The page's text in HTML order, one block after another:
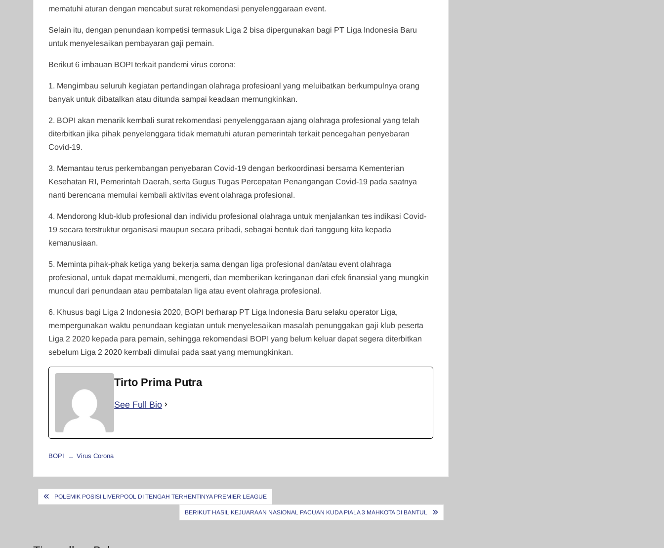
mematuhi aturan dengan mencabut surat rekomendasi penyelenggaraan event.
Selain itu, dengan penundaan kompetisi termasuk Liga 2 bisa dipergunakan bagi PT Liga Indonesia Baru
untuk menyelesaikan pembayaran gaji pemain.
Berikut 6 imbauan BOPI terkait pandemi virus corona:
1. Mengimbau seluruh kegiatan pertandingan olahraga profesioanl yang meluibatkan berkumpulnya orang
banyak untuk dibatalkan atau ditunda sampai keadaan memungkinkan.
2. BOPI akan menarik kembali surat rekomendasi penyelenggaraan ajang olahraga profesional yang telah
diterbitkan jika pihak penyelenggara tidak mematuhi aturan pemerintah terkait pencegahan penyebaran
Covid-19.
3. Memantau terus perkembangan penyebaran Covid-19 dengan berkoordinasi bersama Kementerian
Kesehatan RI, Pemerintah Daerah, serta Gugus Tugas Percepatan Penangangan Covid-19 pada saatnya
nanti berencana memulai kembali aktivitas event olahraga profesional.
4. Mendorong klub-klub profesional dan individu profesional olahraga untuk menjalankan tes indikasi Covid-
19 secara terstruktur organisasi maupun secara pribadi, sebagai bentuk dari tanggung kita kepada
kemanusiaan.
5. Meminta pihak-phak ketiga yang bekerja sama dengan liga profesional dan/atau event olahraga
profesional, untuk dapat memaklumi, mengerti, dan memberikan keringanan dari efek finansial yang mungkin
muncul dari penundaan atau pembatalan liga atau event olahraga profesional.
6. Khusus bagi Liga 2 Indonesia 2020, BOPI berharap PT Liga Indonesia Baru selaku operator Liga,
mempergunakan waktu penundaan kegiatan untuk menyelesaikan masalah penunggakan gaji klub peserta
Liga 2 2020 kepada para pemain, sehingga rekomendasi BOPI yang belum keluar dapat segera diterbitkan
sebelum Liga 2 2020 kembali dimulai pada saat yang memungkinkan.
Tirto Prima Putra
See Full Bio
BOPI Virus Corona
Navigasi
POLEMIK POSISI LIVERPOOL DI TENGAH TERHENTINYA PREMIER LEAGUE
BERIKUT HASIL KEJUARAAN NASIONAL PACUAN KUDA PIALA 3 MAHKOTA DI BANTUL